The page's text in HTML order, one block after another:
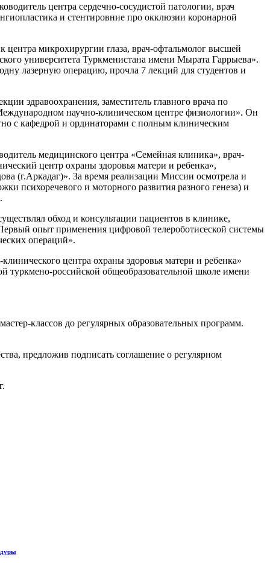
центра сердечно-сосудистой патологии, врач
и стентировние про окклюзии коронарной
микрохирургии глаза, врач-офтальмолог высшей
университета Туркменистана имени Мырата Гаррыева».
лазерную операцию, прочла 7 лекций для студентов и
здравоохранения, заместитель главного врача по
научно-клиническом центре физиологии». Он
с кафедрой и ординаторами с полным клиническим
медицинского центра «Семейная клиника», врач-
центр охраны здоровья матери и ребенка»,
(г.Аркадаг)». За время реализации Миссии осмотрела и
психоречевого и моторного развития разного генеза) и
обход и консультации пациентов в клинике,
опыт применения цифровой телероботисеской системы
операций».
центра охраны здоровья матери и ребенка»
туркмено-российской общеобразовательной школе имени
классов до регулярных образовательных программ.
предложив подписать соглашение о регулярном